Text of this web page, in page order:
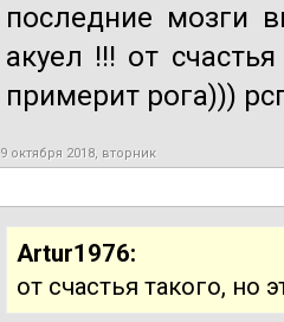
последние мозги
акуел !!! от
примерит рога)))
9 октября 2018, вторник
Artur1976:
от счастья такого, но